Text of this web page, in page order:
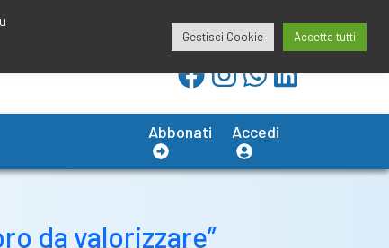
Abbonati Accedi
da valorizzare”
Gestisci Cookie Accetta tutti